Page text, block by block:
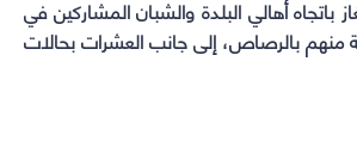
باتجاه أهالي البلدة والشبان المشاركين في
منهم بالرصاص، إلى جانب العشرات بحالات